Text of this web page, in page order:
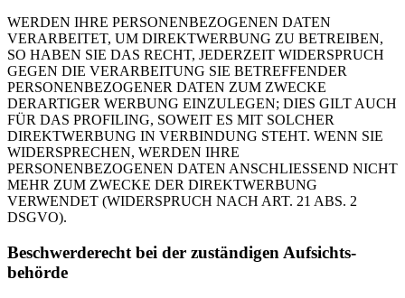
WERDEN IHRE PERSONENBEZOGENEN DATEN
VERARBEITET, UM DIREKTWERBUNG ZU BETREIBEN,
SO HABEN SIE DAS RECHT, JEDERZEIT WIDERSPRUCH
GEGEN DIE VERARBEITUNG SIE BETREFFENDER
PERSONENBEZOGENER DATEN ZUM ZWECKE
DERARTIGER WERBUNG EINZULEGEN; DIES GILT AUCH
FÜR DAS PROFILING, SOWEIT ES MIT SOLCHER
DIREKTWERBUNG IN VERBINDUNG STEHT. WENN SIE
WIDERSPRECHEN, WERDEN IHRE
PERSONENBEZOGENEN DATEN ANSCHLIESSEND NICHT
MEHR ZUM ZWECKE DER DIREKTWERBUNG
VERWENDET (WIDERSPRUCH NACH ART. 21 ABS. 2
DSGVO).
Beschwerde­recht bei der zuständigen Aufsichts­
behörde